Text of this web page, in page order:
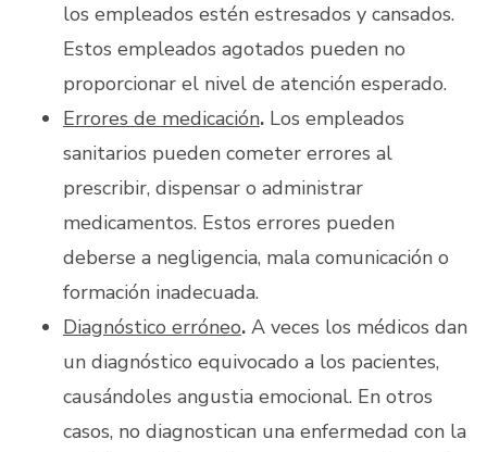
los empleados estén estresados y cansados.
Estos empleados agotados pueden no
proporcionar el nivel de atención esperado.
Errores de medicación. Los empleados
sanitarios pueden cometer errores al
prescribir, dispensar o administrar
medicamentos. Estos errores pueden
deberse a negligencia, mala comunicación o
formación inadecuada.
Diagnóstico erróneo. A veces los médicos dan
un diagnóstico equivocado a los pacientes,
causándoles angustia emocional. En otros
casos, no diagnostican una enfermedad con la